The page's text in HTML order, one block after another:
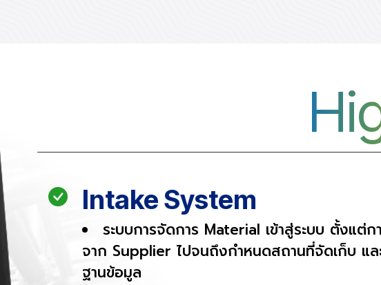
Intake System
ระบบการจัดการ Material เข้าสู่ระบบ ตั้งแต่ก
จาก Supplier ไปจนถึงกำหนดสถานที่จัดเก็บ แล
ฐานข้อมูล